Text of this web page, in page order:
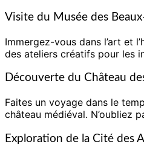
Visite du Musée des
Immergez-vous dans l’art et
des ateliers créatifs pour les
Découverte du Château
Faites un voyage dans le
château médiéval. N’oubliez
Exploration de la Cité des